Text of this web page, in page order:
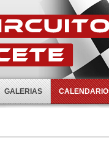
GALERIAS CALENDARIO